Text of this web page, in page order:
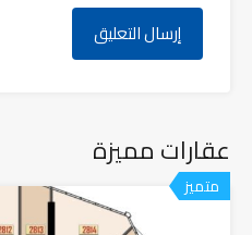
عقارات مميزة
متميز